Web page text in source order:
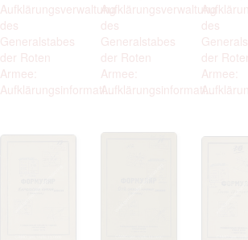
Aufklärungsverwaltung
des
Generalstabes
der Roten
Armee:
Aufklärungsinformati...
Aufklärungsverwaltung
des
Generalstabes
der Roten
Armee:
Aufklärungsinformati...
des
der
Armee: